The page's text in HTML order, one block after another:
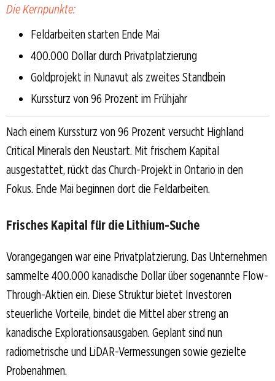
Die Kernpunkte:
Feldarbeiten starten Ende Mai
400.000 Dollar durch Privatplatzierung
Goldprojekt in Nunavut als zweites Standbein
Kurssturz von 96 Prozent im Frühjahr
Nach einem Kurssturz von 96 Prozent versucht Highland
Critical Minerals den Neustart. Mit frischem Kapital
ausgestattet, rückt das Church-Projekt in Ontario in den
Fokus. Ende Mai beginnen dort die Feldarbeiten.
Frisches Kapital für die Lithium-Suche
Vorangegangen war eine Privatplatzierung. Das Unternehmen
sammelte 400.000 kanadische Dollar über sogenannte Flow-
Through-Aktien ein. Diese Struktur bietet Investoren
steuerliche Vorteile, bindet die Mittel aber streng an
kanadische Explorationsausgaben. Geplant sind nun
radiometrische und LiDAR-Vermessungen sowie gezielte
Probenahmen.